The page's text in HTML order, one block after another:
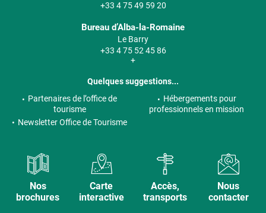
+33 4 75 49 59 20
Bureau d’Alba-la-Romaine
Le Barry
+33 4 75 52 45 86
+
Quelques suggestions...
Partenaires de l’office de
tourisme
Hébergements pour
professionnels en mission
Newsletter Office de Tourisme
Nos
brochures
Carte
interactive
Accès,
transports
Nous
contacter